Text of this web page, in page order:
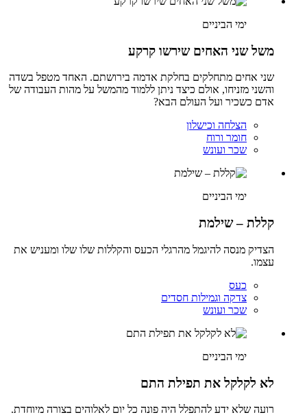
ימי הביניים
משל שני האחים שירשו קרקע
שני אחים מתחלקים בחלקת אדמה בירושתם. האחד מטפל בשדה
והשני מזניחו, אולם כיצד ניתן ללמוד מהמשל על מהות העבודה של
אדם כשכיר ועל העולם הבא?
הצלחה וכישלון
חומר ורוח
שכר ועונש
ימי הביניים
קללת – שילמת
הצדיק מנסה להיגמל מהרגלי הכעס והקללות שלו שלו ומעניש את
עצמו.
כעס
צדקה וגמילות חסדים
שכר ועונש
ימי הביניים
לא לקלקל את תפילת התם
רועה שלא ידע להתפלל היה פונה כל יום לאלוהים בצורה מיוחדת.